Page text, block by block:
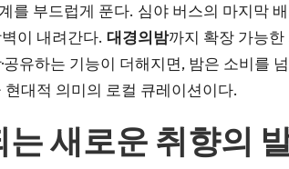
를 부드럽게 푼다. 심야 버스의 마지막
이 내려간다. 대경의밤까지 확장 가능
유하는 기능이 더해지면, 밤은 소비를
대적 의미의 로컬 큐레이션이다.
새로운 취향의